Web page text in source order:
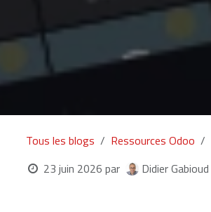
Tous les blogs Ressources Odoo
23 juin 2026 par Didier Gabioud